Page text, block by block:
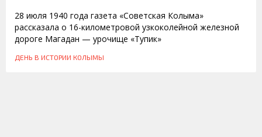
28 июля 1940 года газета «Советская Колыма»
рассказала о 16-километровой узкоколейной железной
дороге Магадан — урочище «Тупик»
ДЕНЬ В ИСТОРИИ КОЛЫМЫ